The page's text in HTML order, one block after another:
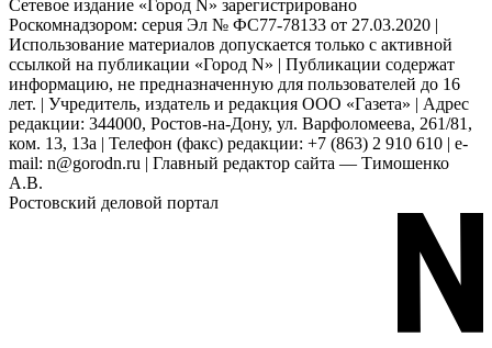
Сетевое издание «Город N» зарегистрировано
Роскомнадзором: серuя Эл № ФС77-78133 от 27.03.2020 |
Использование материалов допускается только с активной
ссылкой на публикации «Город N» | Публикации содержат
информацию, не предназначенную для пользователей до 16
лет. | Учредитель, издатель и редакция ООО «Газета» | Адрес
редакции: 344000, Ростов-на-Дону, ул. Варфоломеева, 261/81,
ком. 13, 13а | Телефон (факс) редакции: +7 (863) 2 910 610 | e-
mail: n@gorodn.ru | Главный редактор сайта — Тимошенко
А.В.
Ростовский деловой портал